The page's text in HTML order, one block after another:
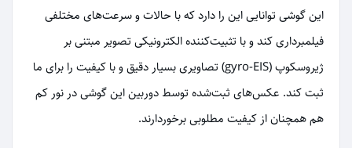
این گوشی توانایی این را دارد که با حالات و سرعت‌های مختلفی
فیلمبرداری کند و با تثبیت‌کننده الکترونیکی تصویر مبتنی بر
ژیروسکوپ (gyro-EIS) تصاویری بسیار دقیق و با کیفیت را برای ما
ثبت کند. عکس‌های ثبت‌شده توسط دوربین این گوشی در نور کم
هم همچنان از کیفیت مطلوبی برخوردارند.